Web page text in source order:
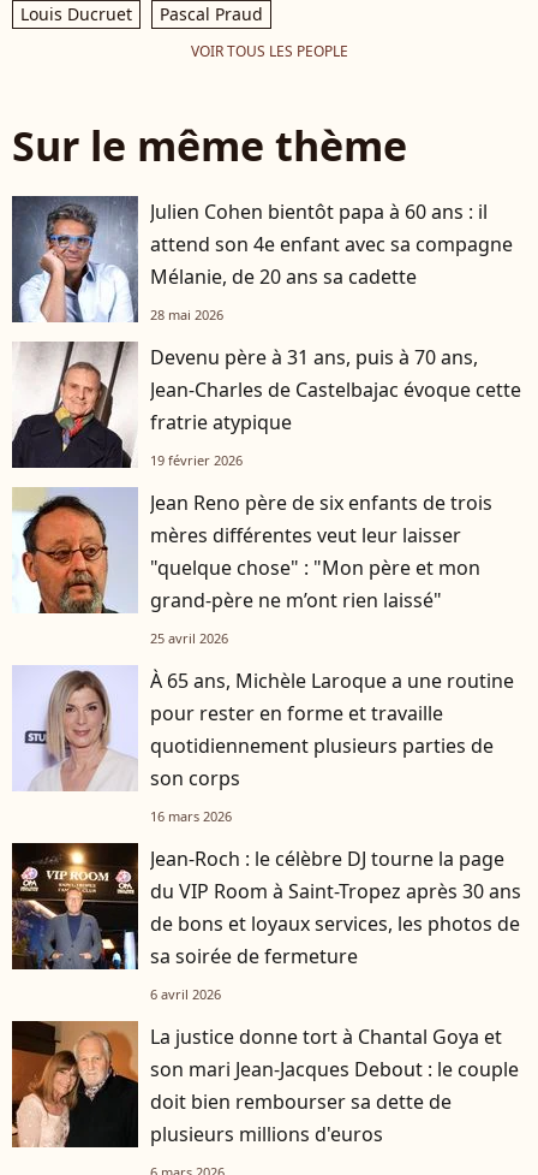
Louis Ducruet
Pascal Praud
VOIR TOUS LES PEOPLE
Sur le même thème
Julien Cohen bientôt papa à 60 ans : il
attend son 4e enfant avec sa compagne
Mélanie, de 20 ans sa cadette
28 mai 2026
Devenu père à 31 ans, puis à 70 ans,
Jean-Charles de Castelbajac évoque cette
fratrie atypique
19 février 2026
Jean Reno père de six enfants de trois
mères différentes veut leur laisser
"quelque chose" : "Mon père et mon
grand-père ne m’ont rien laissé"
25 avril 2026
À 65 ans, Michèle Laroque a une routine
pour rester en forme et travaille
quotidiennement plusieurs parties de
son corps
16 mars 2026
Jean-Roch : le célèbre DJ tourne la page
du VIP Room à Saint-Tropez après 30 ans
de bons et loyaux services, les photos de
sa soirée de fermeture
6 avril 2026
La justice donne tort à Chantal Goya et
son mari Jean-Jacques Debout : le couple
doit bien rembourser sa dette de
plusieurs millions d'euros